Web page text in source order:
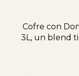
Cofre con
3L, un blend